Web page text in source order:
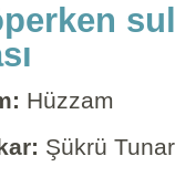
Hüzzam
Şükrü Tunar